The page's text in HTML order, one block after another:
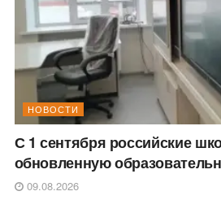
НОВОСТИ
С 1 сентября российские
обновленную
09.08.2026